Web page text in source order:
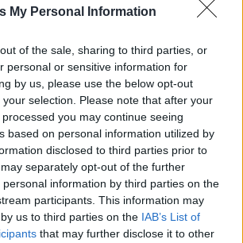
My Personal Information
of the sale, sharing to third parties, or
personal or sensitive information for
by us, please use the below opt-out
selection. Please note that after your
you may continue seeing
based on personal information utilized by
disclosed to third parties prior to
separately opt-out of the further
information by third parties on the
participants. This information may
us to third parties on the IAB’s List of
that may further disclose it to other
το ΕΘΝΟΣ στη Google
εκτόξευσε ο πρόεδρος
Τραμπστο πλαίσιο
εμπορικών εντάσεων με την
δήλωσε ότι αντο άκρως
δίκτυο TikTok,
κινεζικής ByteDance, δεν
πριν από τα μέσα Σεπτεμβρίου
να λειτουργεί στις